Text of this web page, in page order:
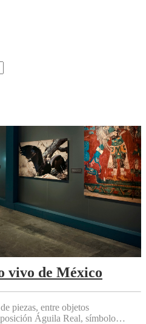
vivo de México
piezas, entre objetos
Águila Real, símbolo…